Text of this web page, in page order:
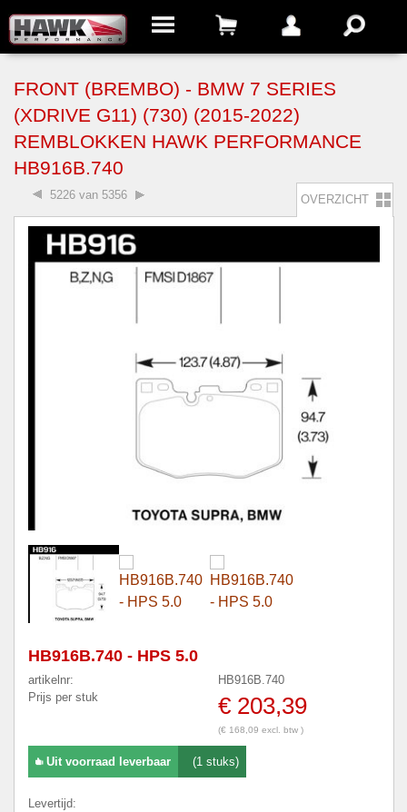
FRONT (BREMBO) - BMW 7 SERIES
(XDRIVE G11) (730) (2015-2022)
REMBLOKKEN HAWK PERFORMANCE
HB916B.740
5226 van 5356 OVERZICHT
HB916B.740 - HPS 5.0
artikelnr:
HB916B.740
Prijs per stuk
€ 203,39
(€ 168,09 excl. btw )
Uit voorraad leverbaar (1 stuks)
Levertijd: